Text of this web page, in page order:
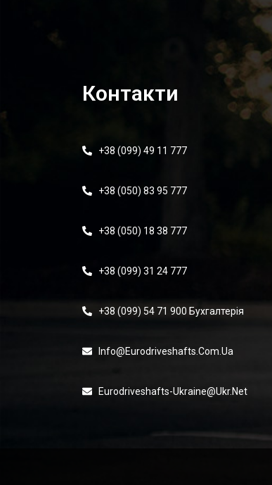
Контакти
+38 (099) 49 11 777
+38 (050) 83 95 777
+38 (050) 18 38 777
+38 (099) 31 24 777
+38 (099) 54 71 900 Бухгалтерія
Info@eurodriveshafts.com.ua
Eurodriveshafts-Ukraine@ukr.net